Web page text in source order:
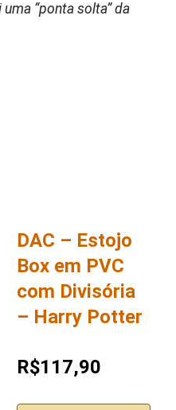
“ponta solta” da
DAC – Estojo
Box em PVC
com Divisória
– Harry Potter
R$117,90